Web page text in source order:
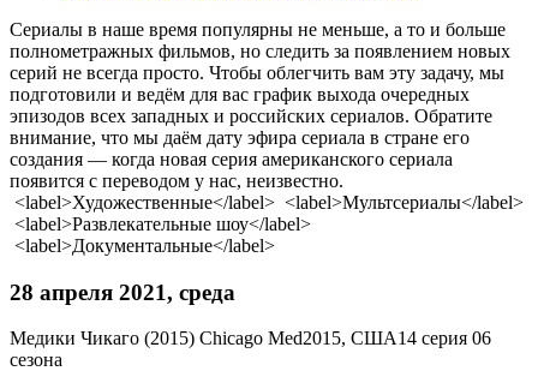
Сериалы в наше время популярны не меньше, а то и больше
полнометражных фильмов, но следить за появлением новых
серий не всегда просто. Чтобы облегчить вам эту задачу, мы
подготовили и ведём для вас график выхода очередных
эпизодов всех западных и российских сериалов. Обратите
внимание, что мы даём дату эфира сериала в стране его
создания — когда новая серия американского сериала
появится с переводом у нас, неизвестно.
<label>Художественные</label> <label>Мультсериалы</label>
<label>Развлекательные шоу</label>
<label>Документальные</label>
28 апреля 2021, среда
Медики Чикаго (2015) Chicago Med2015, США14 серия 06
сезона